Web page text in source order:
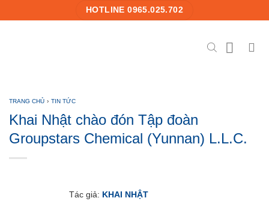
to
HOTLINE 0965.025.702
TRANG CHỦ › TIN TỨC
Khai Nhật chào đón Tập đoàn
Groupstars Chemical (Yunnan) L.L.C.
Tác giả: KHAI NHẬT